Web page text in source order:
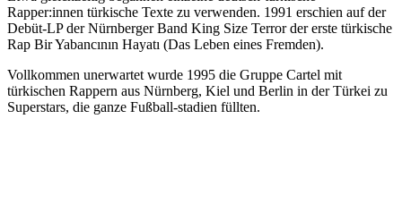
Rapper:innen türkische Texte zu verwenden. 1991 erschien auf der
Debüt-LP der Nürnberger Band King Size Terror der erste türkische
Rap Bir Yabancının Hayatı (Das Leben eines Fremden).
Vollkommen unerwartet wurde 1995 die Gruppe Cartel mit
türkischen Rappern aus Nürnberg, Kiel und Berlin in der Türkei zu
Superstars, die ganze Fußball-stadien füllten.